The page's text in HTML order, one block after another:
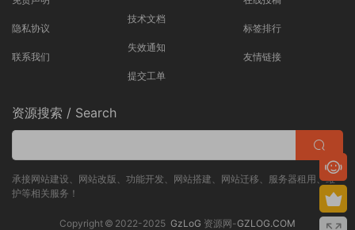
隐私协议
联系我们
技术文档
失效通知
提交工单
标签排行
友情链接
资源搜索 / Search
承接网站建设、网站改版、功能开发、网站搭建、网站迁移、服务器租用、维
护等相关服务！
Copyright © 2022-2025 GzLoG 资源网-GZLOG.COM